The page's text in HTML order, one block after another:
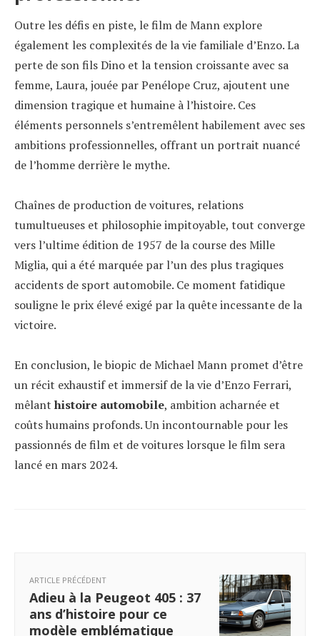
Outre les défis en piste, le film de Mann explore
également les complexités de la vie familiale d’Enzo. La
perte de son fils Dino et la tension croissante avec sa
femme, Laura, jouée par Penélope Cruz, ajoutent une
dimension tragique et humaine à l’histoire. Ces
éléments personnels s’entremêlent habilement avec ses
ambitions professionnelles, offrant un portrait nuancé
de l’homme derrière le mythe.
Chaînes de production de voitures, relations
tumultueuses et philosophie impitoyable, tout converge
vers l’ultime édition de 1957 de la course des Mille
Miglia, qui a été marquée par l’un des plus tragiques
accidents de sport automobile. Ce moment fatidique
souligne le prix élevé exigé par la quête incessante de la
victoire.
En conclusion, le biopic de Michael Mann promet d’être
un récit exhaustif et immersif de la vie d’Enzo Ferrari,
mêlant histoire automobile, ambition acharnée et
coûts humains profonds. Un incontournable pour les
passionnés de film et de voitures lorsque le film sera
lancé en mars 2024.
ARTICLE PRÉCÉDENT
Adieu à la Peugeot 405 : 37
ans d’histoire pour ce
modèle emblématique